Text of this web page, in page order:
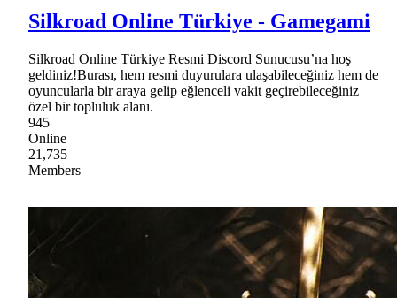
Silkroad Online Türkiye - Gamegami
Silkroad Online Türkiye Resmi Discord Sunucusu’na hoş
geldiniz!Burası, hem resmi duyurulara ulaşabileceğiniz hem de
oyuncularla bir araya gelip eğlenceli vakit geçirebileceğiniz
özel bir topluluk alanı.
945
Online
21,735
Members